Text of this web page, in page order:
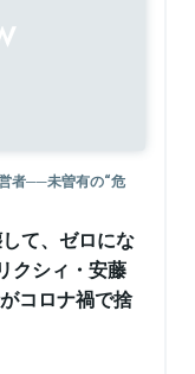
者──未曽有の“危
して、ゼロにな
クシィ・安藤
コロナ禍で捨